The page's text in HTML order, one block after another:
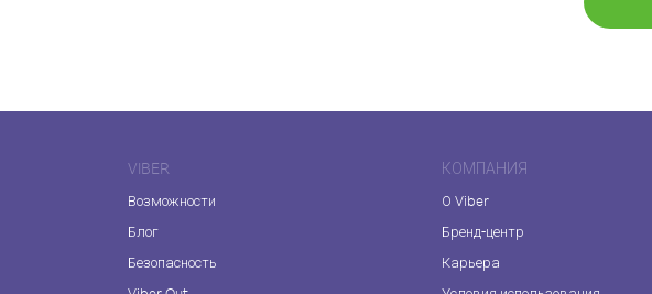
VIBER
Возможности
Блог
Безопасность
КОМПАНИЯ
О Viber
Бренд-центр
Карьера